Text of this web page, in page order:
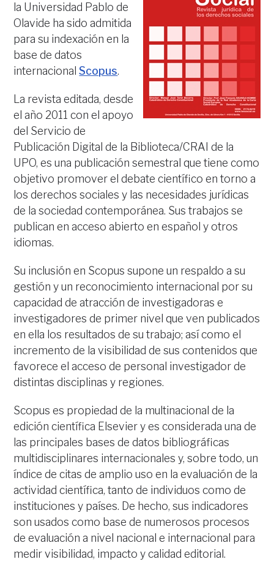
la Universidad Pablo de
Olavide ha sido admitida
para su indexación en la
base de datos
internacionalScopus.
La revista editada, desde
el año 2011 con el apoyo
del Servicio de
Publicación Digital de la Biblioteca/CRAI de la
UPO, es una publicación semestral que tiene como
objetivo promover el debate científico en torno a
los derechos sociales y las necesidades jurídicas
de la sociedad contemporánea. Sus trabajos se
publican en acceso abierto en español y otros
idiomas.
Su inclusión en Scopus supone un respaldo a su
gestión y un reconocimiento internacional por su
capacidad de atracción de investigadoras e
investigadores de primer nivel que ven publicados
en ella los resultados de su trabajo; así como el
incremento de la visibilidad de sus contenidos que
favorece el acceso de personal investigador de
distintas disciplinas y regiones.
Scopus es propiedad de la multinacional de la
edición científica Elsevier y es considerada una de
las principales bases de datos bibliográficas
multidisciplinares internacionales y, sobre todo, un
índice de citas de amplio uso en la evaluación de la
actividad científica, tanto de individuos como de
instituciones y países. De hecho, sus indicadores
son usados como base de numerosos procesos
de evaluación a nivel nacional e internacional para
medir visibilidad, impacto y calidad editorial.